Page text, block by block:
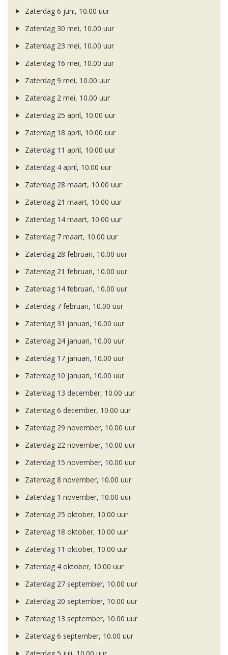
Zaterdag 6 juni, 10.00 uur
Zaterdag 30 mei, 10.00 uur
Zaterdag 23 mei, 10.00 uur
Zaterdag 16 mei, 10.00 uur
Zaterdag 9 mei, 10.00 uur
Zaterdag 2 mei, 10.00 uur
Zaterdag 25 april, 10.00 uur
Zaterdag 18 april, 10.00 uur
Zaterdag 11 april, 10.00 uur
Zaterdag 4 april, 10.00 uur
Zaterdag 28 maart, 10.00 uur
Zaterdag 21 maart, 10.00 uur
Zaterdag 14 maart, 10.00 uur
Zaterdag 7 maart, 10.00 uur
Zaterdag 28 februari, 10.00 uur
Zaterdag 21 februari, 10.00 uur
Zaterdag 14 februari, 10.00 uur
Zaterdag 7 februari, 10.00 uur
Zaterdag 31 januari, 10.00 uur
Zaterdag 24 januari, 10.00 uur
Zaterdag 17 januari, 10.00 uur
Zaterdag 10 januari, 10.00 uur
Zaterdag 13 december, 10.00 uur
Zaterdag 6 december, 10.00 uur
Zaterdag 29 november, 10.00 uur
Zaterdag 22 november, 10.00 uur
Zaterdag 15 november, 10.00 uur
Zaterdag 8 november, 10.00 uur
Zaterdag 1 november, 10.00 uur
Zaterdag 25 oktober, 10.00 uur
Zaterdag 18 oktober, 10.00 uur
Zaterdag 11 oktober, 10.00 uur
Zaterdag 4 oktober, 10.00 uur
Zaterdag 27 september, 10.00 uur
Zaterdag 20 september, 10.00 uur
Zaterdag 13 september, 10.00 uur
Zaterdag 6 september, 10.00 uur